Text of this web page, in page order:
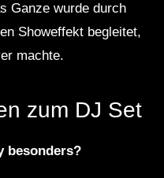
Ganze wurde durch
Showeffekt begleitet,
machte.
zum DJ Set
besonders?